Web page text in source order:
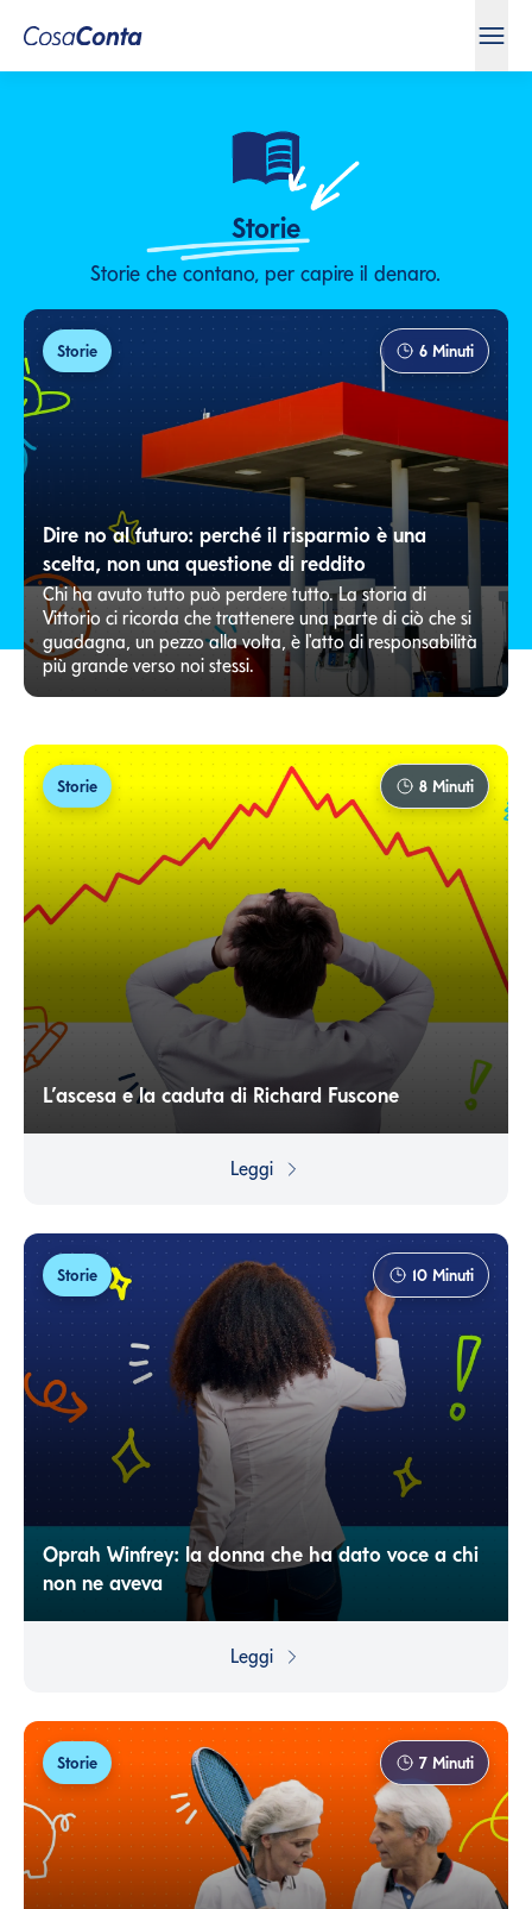
Storie
Storie che contano, per capire il denaro.
Storie 6Minuti
Dire no al futuro: perché il risparmio è una
scelta, non una questione di reddito
Chi ha avuto tutto può perdere tutto. La storia di
Vittorio ci ricorda che trattenere una parte di ciò che si
guadagna, un pezzo alla volta, è l'atto di responsabilità
più grande verso noi stessi.
Storie 8 Minuti
L’ascesa e la caduta di Richard Fuscone
trama di un film, e invece è una storia vera.
Leggi
Storie 10 Minuti
Oprah Winfrey: la donna che ha dato voce a chi
non ne aveva
Dalla povertà al trono dei media americani: scopri come
una straordinaria storia di riscatto e successo.
Leggi
Storie 7 Minuti